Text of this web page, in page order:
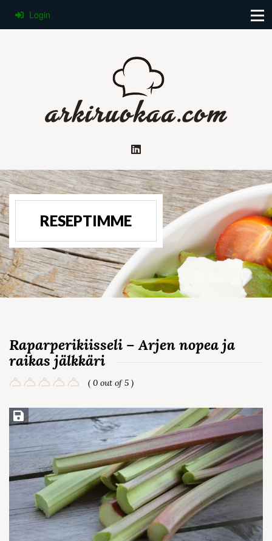
Login
RESEPTIMME
Raparperikiisseli – Arjen nopea ja
raikas jälkkäri
( 0 out of 5 )
Save Recipe